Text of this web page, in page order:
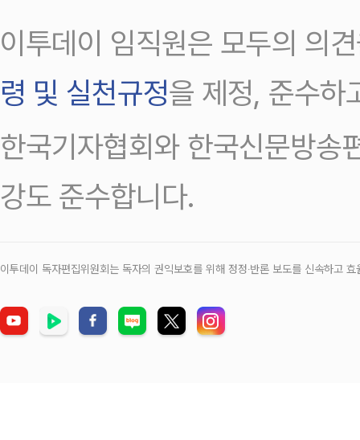
이투데이 임직원은 모두의 의
령 및 실천규정을 제정, 준수하
한국기자협회와 한국신문방송
강도 준수합니다.
이투데이 독자편집위원회는 독자의 권익보호를 위해 정정‧반론 보도를 신속하고